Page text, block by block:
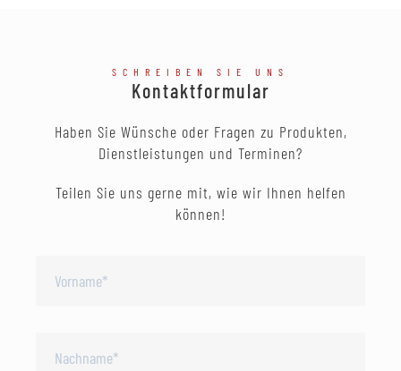
SCHREIBEN SIE UNS
Kontaktformular
Haben Sie Wünsche oder Fragen zu Produkten,
Dienstleistungen und Terminen?
Teilen Sie uns gerne mit, wie wir Ihnen helfen
können!